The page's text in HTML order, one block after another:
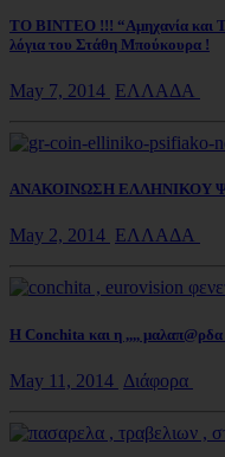
ΤΟ ΒΙΝΤΕΟ !!! “Αμηχανία και
λόγια του Στάθη Μπούκουρα !
May 7, 2014 ΕΛΛΑΔΑ
ΑΝΑΚΟΙΝΩΣΗ ΕΛΛΗΝΙΚΟΥ
May 2, 2014 ΕΛΛΑΔΑ
Η Conchita και η ,,,, μαλαπ@ρδα
May 11, 2014 Διάφορα